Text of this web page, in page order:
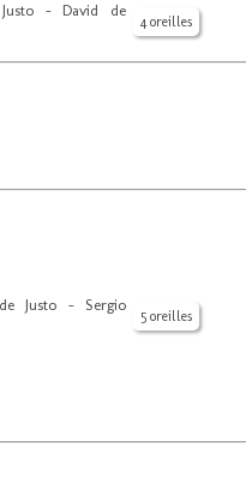
- David de
4 oreilles
Justo - Sergio
5 oreilles